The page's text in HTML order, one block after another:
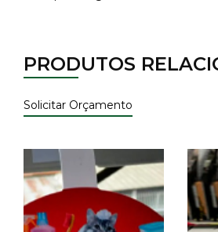
PRODUTOS
Solicitar Orçamento
Fique por dentro!
Receba as últimas
promoções diretamente no